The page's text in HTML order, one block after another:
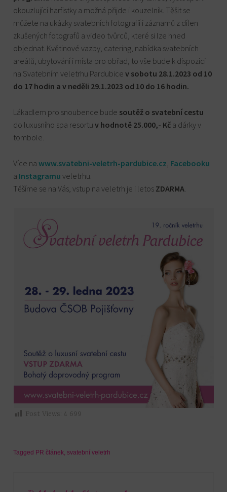
okouzlující harfistky a možná přijde i kouzelník. Těšit se
můžete na ukázky svatebních fotografií i záznamů z dílen
zkušených fotografů a video tvůrců, které si lze hned
objednat. Květinové vazby, catering, nabídka svatebních
areálů, ubytování i místa pro obřad, to vše bude k dispozici
na Svatebním veletrhu Pardubicev sobotu 28.1.2023 od 10
do 17 hodin a v neděli 29.1.2023 od 10 do 16 hodin.
Lákadlem pro snoubence bude soutěž o svatební cestu
do luxusního spa resortuv hodnotě 25.000,- Kč a dárky v
tombole.
Více nawww.svatebni-veletrh-pardubice.cz Facebooku
a Instagramu veletrhu.
Těšíme se na Vás, vstup na veletrh je i letos ZDARMA
Post Views: 4 699
Tagged PR článek,svatební veletrh